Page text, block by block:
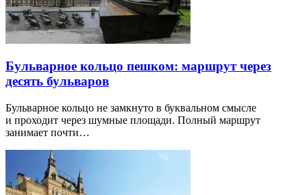
Бульварное кольцо пешком: маршрут через
десять бульваров
Бульварное кольцо не замкнуто в буквальном смысле
и проходит через шумные площади. Полный маршрут
занимает почти…